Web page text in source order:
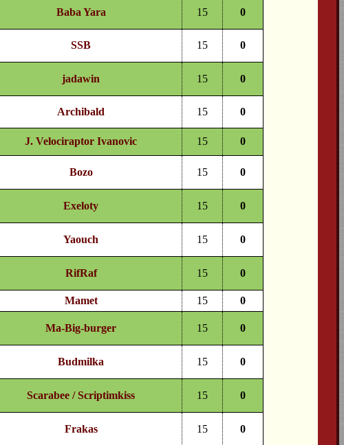
Baba Yara 15 0
SSB 15 0
jadawin 15 0
Archibald 15 0
J. Velociraptor Ivanovic 15 0
Bozo 15 0
Exeloty 15 0
Yaouch 15 0
RifRaf 15 0
Mamet 15 0
Ma-Big-burger 15 0
Budmilka 15 0
Scarabee / Scriptimkiss 15 0
Frakas 15 0